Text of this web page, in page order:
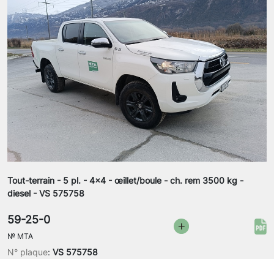
Tout-terrain - 5 pl. - 4x4 - œillet/boule - ch. rem 3500 kg -
diesel - VS 575758
N° plaque: VS 575758
59-25-0
№ MTA